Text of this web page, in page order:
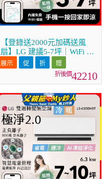
【登錄送2000元加碼送風
扇】LG 建議5-7坪｜WiFi 雙
迴轉變頻空調｜極淨2.0系列
｜AI 氣流 & 奈米離子 (LS-
42210